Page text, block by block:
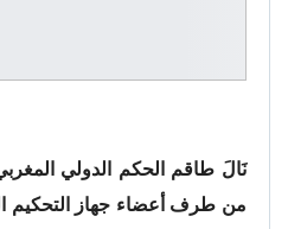
نَالَ طاقم الحكم الدولي
من طرف أعضاء جهاز التحكيم